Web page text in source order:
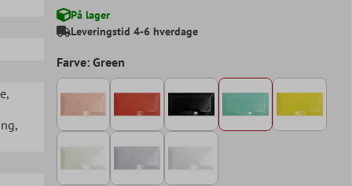
,
,
På lager
Leveringstid 4-6 hverdage
Farve: Green